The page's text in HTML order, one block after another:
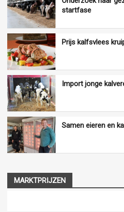
startfase
Prijs kalfsvlees
Import jonge
Samen eieren en
MARKTPRIJZEN